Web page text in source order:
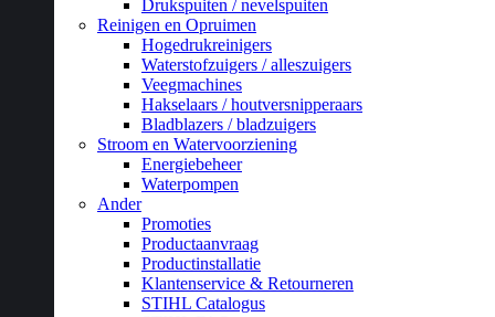
Drukspuiten / nevelspuiten
Reinigen en Opruimen
Hogedrukreinigers
Waterstofzuigers / alleszuigers
Veegmachines
Hakselaars / houtversnipperaars
Bladblazers / bladzuigers
Stroom en Watervoorziening
Energiebeheer
Waterpompen
Ander
Promoties
Productaanvraag
Productinstallatie
Klantenservice & Retourneren
STIHL Catalogus